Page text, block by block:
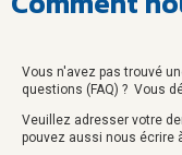
Vous n'avez pas trouvé
questions (FAQ) ? Vous
Veuillez adresser votre
pouvez aussi nous écrire